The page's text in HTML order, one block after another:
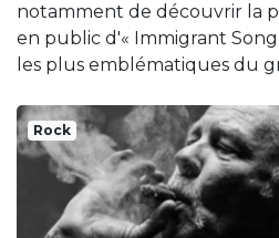
notamment de découvrir la
en public d'« Immigrant
les plus emblématiques du
Rock